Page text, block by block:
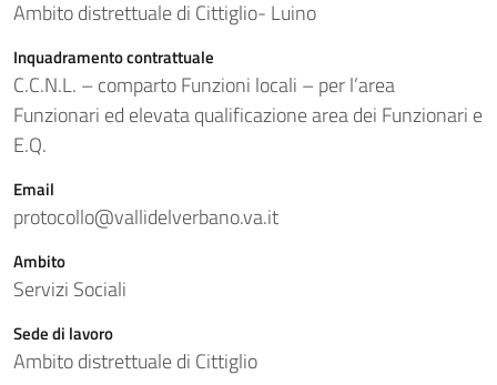
Ambito distrettuale di Cittiglio- Luino
Inquadramento contrattuale
C.C.N.L. – comparto Funzioni locali – per l’area
Funzionari ed elevata qualificazione area dei Funzionari e
E.Q.
Email
protocollo@vallidelverbano.va.it
Ambito
Servizi Sociali
Sede di lavoro
Ambito distrettuale di Cittiglio